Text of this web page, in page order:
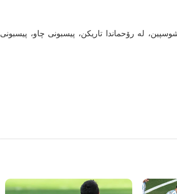
لە رۆحماندا تاریکن، پیسبونی چاو، پیسبونی